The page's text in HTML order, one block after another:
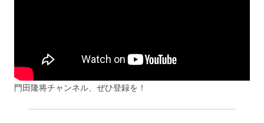
門田隆将チャンネル、ぜひ登録を！